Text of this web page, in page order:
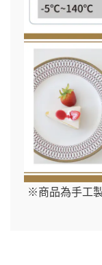
※商品為手工